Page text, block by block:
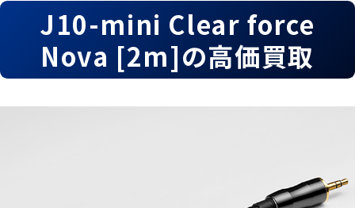
J10-mini Clear force
Nova [2m]の高価買取